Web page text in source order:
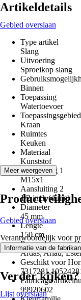
Artikeldetails
Gebied overslaan
Type artikel
Slang
Uitvoering
Sproeikop slang
Binnen
Toepassing
Watertoevoer
Toepassingsgebied
Kraan
Ruimtes
Keuken
Materiaal
Kunststof
Aansluiting 1
M15x1
Aansluiting 2
1/2 inch (duim)
Diameter
45 mm
Lengte
150 cm
Passend voor
Ardas, Arlau,
Geschikt voor
Fabricage
99920602
Meer weergeven
Gebied overslaan
Verantwoordelijk voor
Informatie van de
Verder kijken?
Lijst overslaan